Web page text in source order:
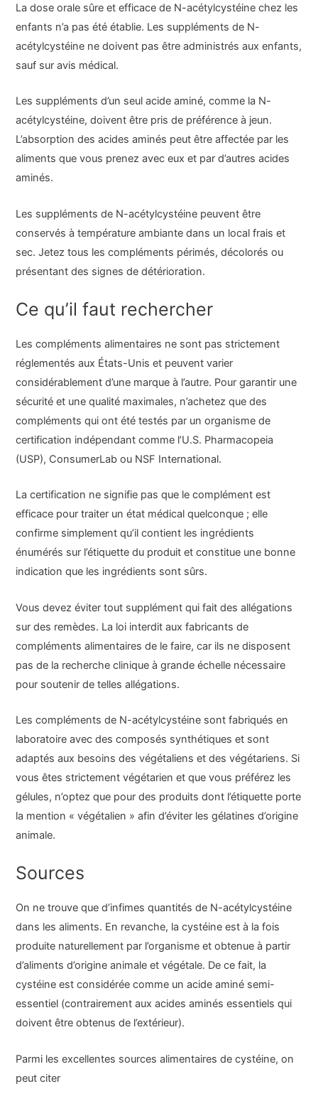
La dose orale sûre et efficace de N-acétylcystéine chez les
enfants n’a pas été établie. Les suppléments de N-
acétylcystéine ne doivent pas être administrés aux enfants,
sauf sur avis médical.
Les suppléments d’un seul acide aminé, comme la N-
acétylcystéine, doivent être pris de préférence à jeun.
L’absorption des acides aminés peut être affectée par les
aliments que vous prenez avec eux et par d’autres acides
aminés.
Les suppléments de N-acétylcystéine peuvent être
conservés à température ambiante dans un local frais et
sec. Jetez tous les compléments périmés, décolorés ou
présentant des signes de détérioration.
Ce qu’il faut rechercher
Les compléments alimentaires ne sont pas strictement
réglementés aux États-Unis et peuvent varier
considérablement d’une marque à l’autre. Pour garantir une
sécurité et une qualité maximales, n’achetez que des
compléments qui ont été testés par un organisme de
certification indépendant comme l’U.S. Pharmacopeia
(USP), ConsumerLab ou NSF International.
La certification ne signifie pas que le complément est
efficace pour traiter un état médical quelconque ; elle
confirme simplement qu’il contient les ingrédients
énumérés sur l’étiquette du produit et constitue une bonne
indication que les ingrédients sont sûrs.
Vous devez éviter tout supplément qui fait des allégations
sur des remèdes. La loi interdit aux fabricants de
compléments alimentaires de le faire, car ils ne disposent
pas de la recherche clinique à grande échelle nécessaire
pour soutenir de telles allégations.
Les compléments de N-acétylcystéine sont fabriqués en
laboratoire avec des composés synthétiques et sont
adaptés aux besoins des végétaliens et des végétariens. Si
vous êtes strictement végétarien et que vous préférez les
gélules, n’optez que pour des produits dont l’étiquette porte
la mention « végétalien » afin d’éviter les gélatines d’origine
animale.
Sources
On ne trouve que d’infimes quantités de N-acétylcystéine
dans les aliments. En revanche, la cystéine est à la fois
produite naturellement par l’organisme et obtenue à partir
d’aliments d’origine animale et végétale. De ce fait, la
cystéine est considérée comme un acide aminé semi-
essentiel (contrairement aux acides aminés essentiels qui
doivent être obtenus de l’extérieur).
Parmi les excellentes sources alimentaires de cystéine, on
peut citer